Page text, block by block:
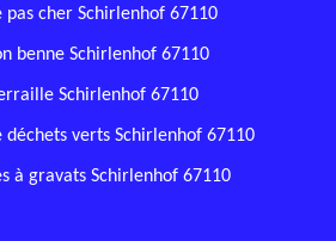
pas cher Schirlenhof 67110
benne Schirlenhof 67110
Schirlenhof 67110
déchets verts Schirlenhof 67110
à gravats Schirlenhof 67110